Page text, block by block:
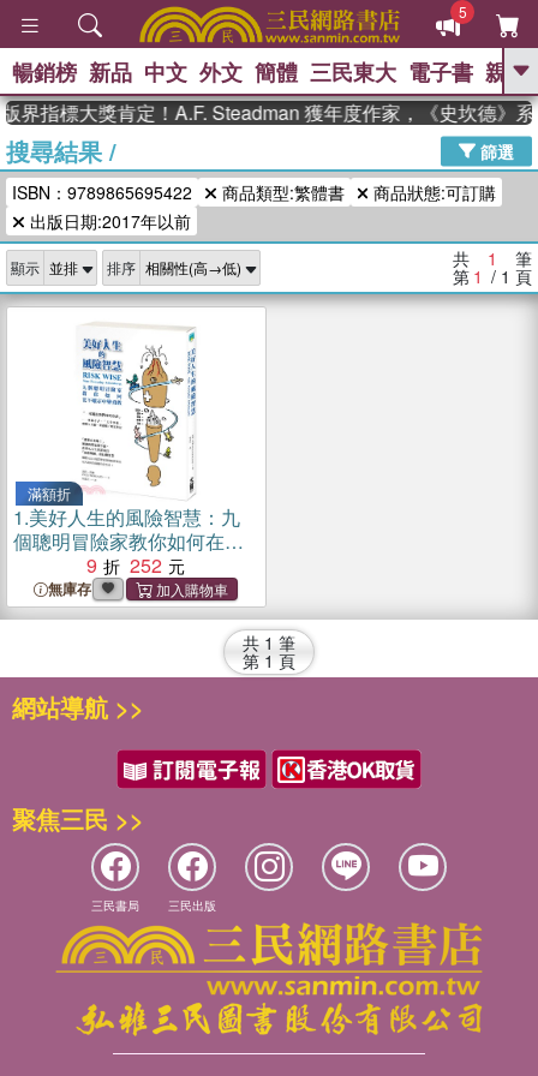
5
GO
The Odyssey 、
父親節 、 如果歷史是一群喵 、 暑期
推薦 、 國際布克獎 臺灣漫遊錄 、
孩：黎曼猜想 、 偉大的迷走神經
暢銷榜 新品 中文 外文 簡體 三民東大 電子書 親子
界指標大獎肯定！A.F. Steadman 獲年度作家，《史坎德》
搜尋結果/
篩選
ISBN：9789865695422
商品類型:繁體書
商品狀態:可訂購
出版日期:2017年以前
顯示 排序 共 1 筆
第 1 / 1 頁
滿額折
1.美好人生的風險智慧：九
個聰明冒險家教你如何在不
確定中變勇敢
9 252
無庫存
共 1 筆
第 1 頁
網站導航 >>
聚焦三民 >>
三民書局 三民出版